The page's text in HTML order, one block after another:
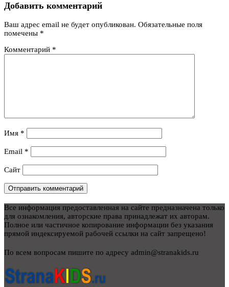
Добавить комментарий
Ваш адрес email не будет опубликован. Обязательные поля
помечены *
Комментарий *
Имя *
Email *
Сайт
Все информация предоставленная на сайте предназначена только
для ознакомления, авторские права принадлежат их авторам.
Полное или частичное копирование информации без указания
прямой индексируемой рабочей ссылки на сайт запрещено!
По всем вопросам пишите по адресу admin@stranakids.ru